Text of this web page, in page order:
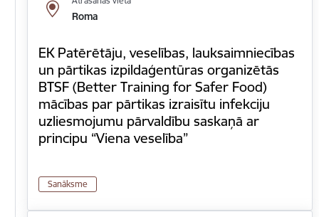
Roma
EK Patērētāju, veselības, lauksaimniecības
un pārtikas izpildaģentūras organizētās
BTSF (Better Training for Safer Food)
mācības par pārtikas izraisītu infekciju
uzliesmojumu pārvaldību saskaņā ar
principu “Viena veselība”
Sanāksme